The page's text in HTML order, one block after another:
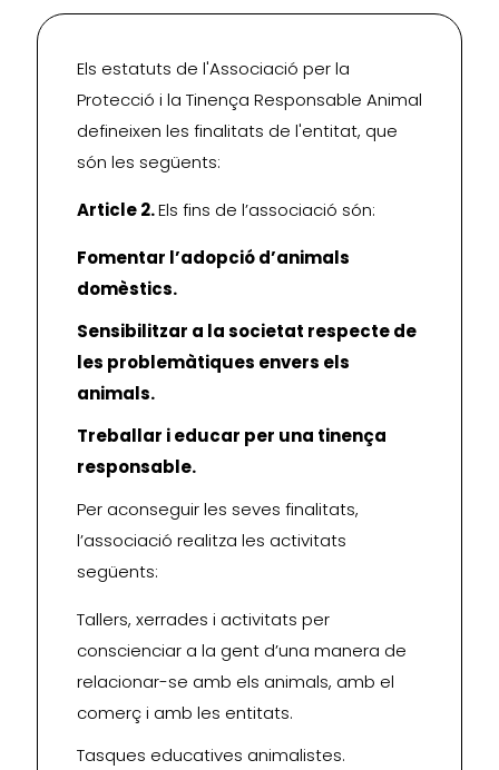
Els estatuts de l'Associació per la
Protecció i la Tinença Responsable Animal
defineixen les finalitats de l'entitat, que
són les següents:
Article 2.Els fins de l’associació són:
Fomentar l’adopció d’animals
domèstics.
Sensibilitzar a la societat respecte de
les problemàtiques envers els
animals.
Treballar i educar per una tinença
responsable.
Per aconseguir les seves finalitats,
l’associació realitza les activitats
següents:
Tallers, xerrades i activitats per
conscienciar a la gent d’una manera de
relacionar-se amb els animals, amb el
comerç i amb les entitats.
Tasques educatives animalistes.